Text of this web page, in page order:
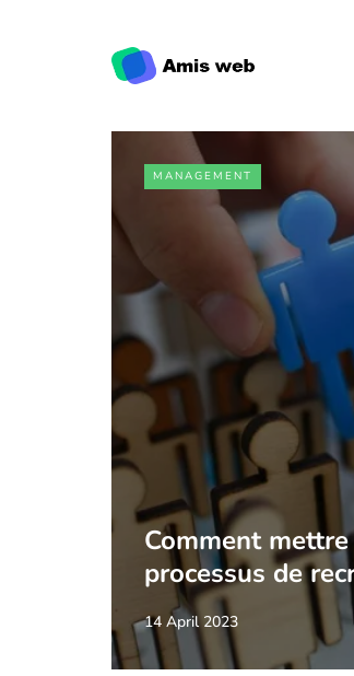
MANAGEMENT
Comment
processus de
14 April 2023